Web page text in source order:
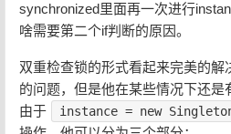
synchronized里面再一次进行
啥需要第二个if判断的原因。
双重检查锁的形式看起来完美的
的问题，但是他在某些情况下还是
由于
instance = new